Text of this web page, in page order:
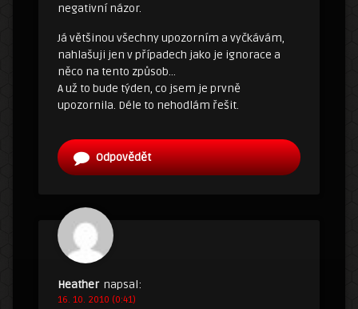
negativní názor.
Já většinou všechny upozorním a vyčkávám,
nahlašuji jen v případech jako je ignorace a
něco na tento způsob…
A už to bude týden, co jsem je prvně
upozornila. Déle to nehodlám řešit.
Odpovědět
Heather napsal:
16. 10. 2010 (0:41)